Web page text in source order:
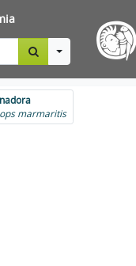
Toggle
marmaritis